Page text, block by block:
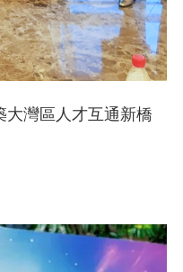
大灣區人才互通新橋